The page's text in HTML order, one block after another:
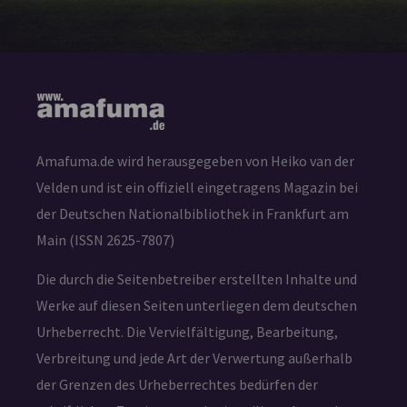
Amafuma.de wird herausgegeben von Heiko van der
Velden und ist ein offiziell eingetragens Magazin bei
der Deutschen Nationalbibliothek in Frankfurt am
Main (ISSN 2625-7807)
Die durch die Seitenbetreiber erstellten Inhalte und
Werke auf diesen Seiten unterliegen dem deutschen
Urheberrecht. Die Vervielfältigung, Bearbeitung,
Verbreitung und jede Art der Verwertung außerhalb
der Grenzen des Urheberrechtes bedürfen der